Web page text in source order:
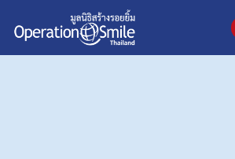
content
ร้านค้า
เสื้อเด็ก